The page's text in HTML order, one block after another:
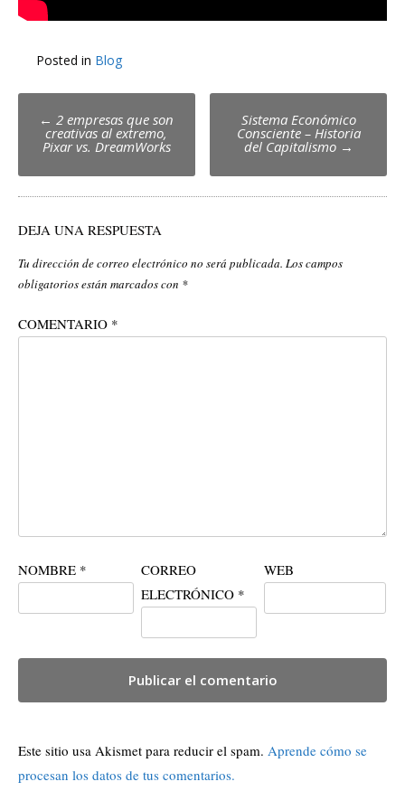
Posted in Blog
Post
navigation
← 2 empresas que son
creativas al extremo,
Pixar vs. DreamWorks
Sistema Económico
Consciente – Historia
del Capitalismo →
DEJA UNA RESPUESTA
Tu dirección de correo electrónico no será publicada. Los campos
obligatorios están marcados con *
COMENTARIO *
NOMBRE *
CORREO
ELECTRÓNICO *
WEB
Este sitio usa Akismet para reducir el spam. Aprende cómo se
procesan los datos de tus comentarios.